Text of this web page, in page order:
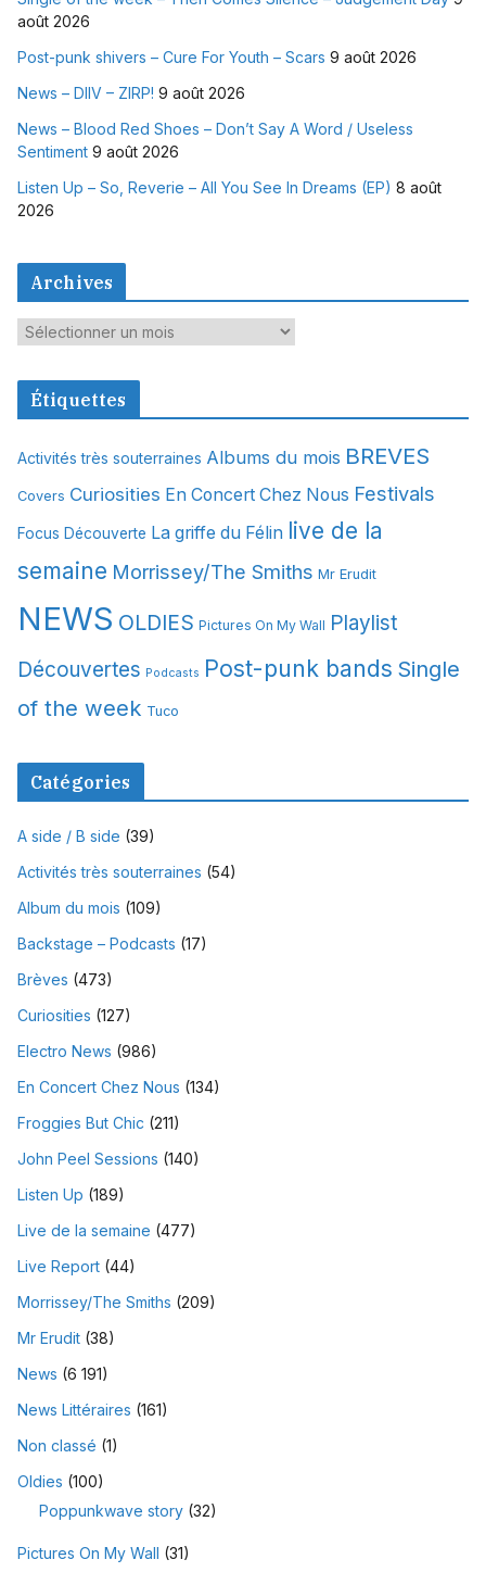
août 2026
Post-punk shivers – Cure For Youth – Scars 9 août 2026
News – DIIV – ZIRP! 9 août 2026
News – Blood Red Shoes – Don’t Say A Word / Useless
Sentiment 9 août 2026
Listen Up – So, Reverie – All You See In Dreams (EP) 8 août
2026
Archives
A
c
v
e
Étiquettes
Activités très souterraines Albums du mois BREVES
Covers Curiosities En Concert Chez Nous Festivals
Focus Découverte La griffe du Félin live de la
semaine Morrissey/The Smiths Mr Erudit
NEWS OLDIES Pictures On My Wall Playlist
Découvertes Podcasts Post-punk bands Single
of the week Tuco
Catégories
A side / B side (39)
Activités très souterraines (54)
Album du mois (109)
Backstage – Podcasts (17)
Brèves (473)
Curiosities (127)
Electro News (986)
En Concert Chez Nous (134)
Froggies But Chic (211)
John Peel Sessions (140)
Listen Up (189)
Live de la semaine (477)
Live Report (44)
Morrissey/The Smiths (209)
Mr Erudit (38)
News (6 191)
News Littéraires (161)
Non classé (1)
Oldies (100)
Poppunkwave story (32)
Pictures On My Wall (31)